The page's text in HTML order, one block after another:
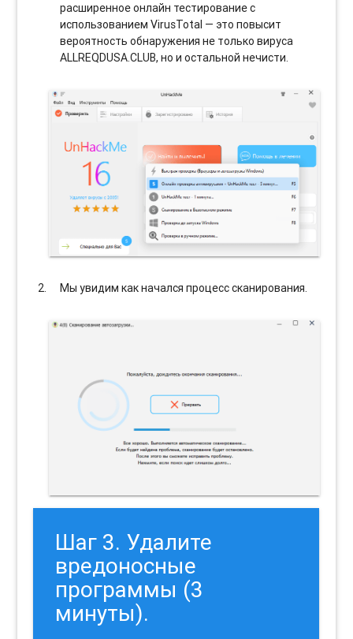
расширенное онлайн тестирование с
использованием VirusTotal — это повысит
вероятность обнаружения не только вируса
ALLREQDUSA.CLUB, но и остальной нечисти.
Мы увидим как начался процесс сканирования.
Шаг 3. Удалите
вредоносные
программы (3
минуты).